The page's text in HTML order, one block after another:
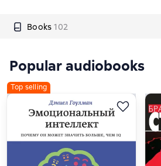
Books 102
Popular audiobooks
Top selling